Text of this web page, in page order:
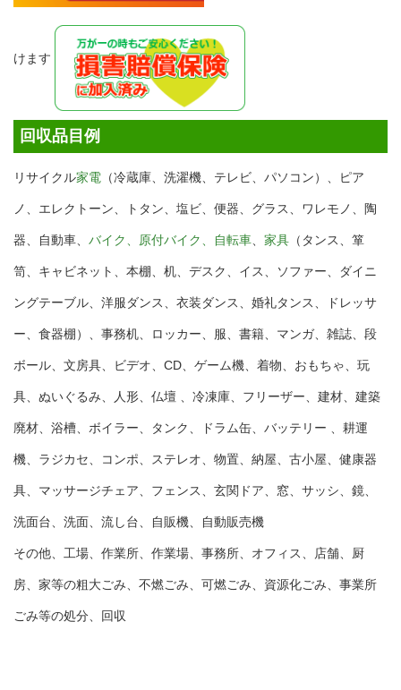
けます
回収品目例
リサイクル家電 （冷蔵庫、洗濯機、テレビ、パソコン）、ピア
ノ、エレクトーン、トタン、塩ビ、便器、グラス、ワレモノ、陶
器、自動車、 バイク、原付バイク、自転車、 家具 （タンス、箪
笥、キャビネット、本棚、机、デスク、イス、ソファー、ダイニ
ングテーブル、洋服ダンス、衣装ダンス、婚礼タンス、ドレッサ
ー、食器棚）、事務机、ロッカー、服、書籍、マンガ、雑誌、段
ボール、文房具、ビデオ、CD、ゲーム機、着物、おもちゃ、玩
具、ぬいぐるみ、人形、仏壇 、冷凍庫、フリーザー、建材、建築
廃材、浴槽、ボイラー、タンク、ドラム缶、バッテリー 、耕運
機、ラジカセ、コンポ、ステレオ、物置、納屋、古小屋、健康器
具、マッサージチェア、フェンス、玄関ドア、窓、サッシ、鏡、
洗面台、洗面、流し台、自販機、自動販売機
その他、工場、作業所、作業場、事務所、オフィス、店舗、厨
房、家等の粗大ごみ、不燃ごみ、可燃ごみ、資源化ごみ、事業所
ごみ等の処分、回収